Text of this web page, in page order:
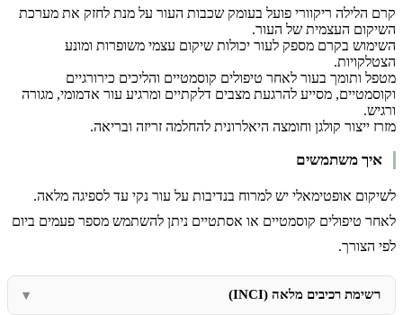
קרם הלילה ריקוורי פועל בעומק שכבות העור על מנת לחזק את מערכת
השיקום העצמית של העור.
השימוש בקרם מספק לעור יכולות שיקום עצמי משופרות ומונע
הצטלקויות.
מטפל ותומך בעור לאחר טיפולים קוסמטיים והליכים כירורגיים
וקוסמטיים, מסייע להרגעת מצבים דלקתיים ומרגיע עור אדמומי, מגורה
ורגיש.
מזרז ייצור קולגן וחומצה היאלרונית להחלמה זריזה ובריאה.
איך משתמשים
לשיקום אופטימאלי יש למרוח בנדיבות על עור נקי עד לספיגה מלאה.
לאחר טיפולים קוסמטיים או אסתטיים ניתן להשתמש מספר פעמים ביום
לפי הצורך.
רשימת רכיבים מלאה (INCI)